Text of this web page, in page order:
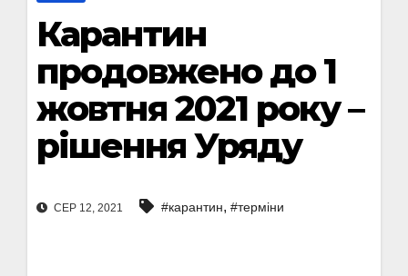
Карантин
продовжено до 1
жовтня 2021 року –
рішення Уряду
СЕР 12, 2021 #карантин, #терміни